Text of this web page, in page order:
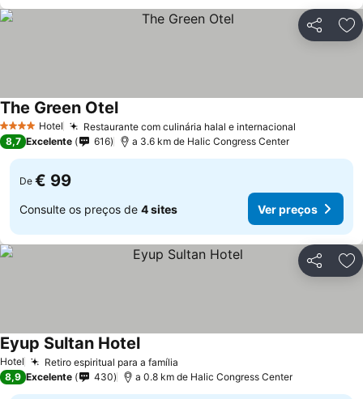
Partilhar
4 EstrelasHotel Restaurante com culinária halal e internacional
The Green OtelVer preços
8,7 Excelente 616 a 3.6 km de Halic Congress Center
De € 99
Consulte os preços de 4 sites Ver preços
Partilhar
Hotel Retiro espiritual para a família
Eyup Sultan HotelVer preços
8,9 Excelente 430 a 0.8 km de Halic Congress Center